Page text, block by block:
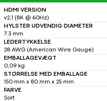
HDMI VERSION
v2,1 (8K @ 60Hz)
HYLSTER UDVENDIG DIAMETER
7.3 mm
LEDERTYKKELSE
28 AWG (American Wire Gauge)
EMBALLAGEVÆGT
0,09 kg
STØRRELSE MED EMBALLAGE
150 mm x 80 mm x 25 mm
FARVE
Sort